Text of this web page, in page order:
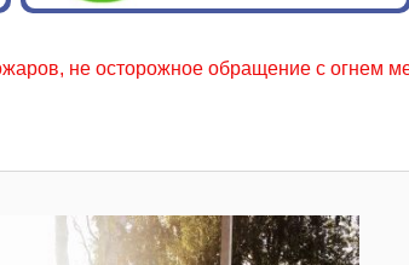
с огнем местного населения, за